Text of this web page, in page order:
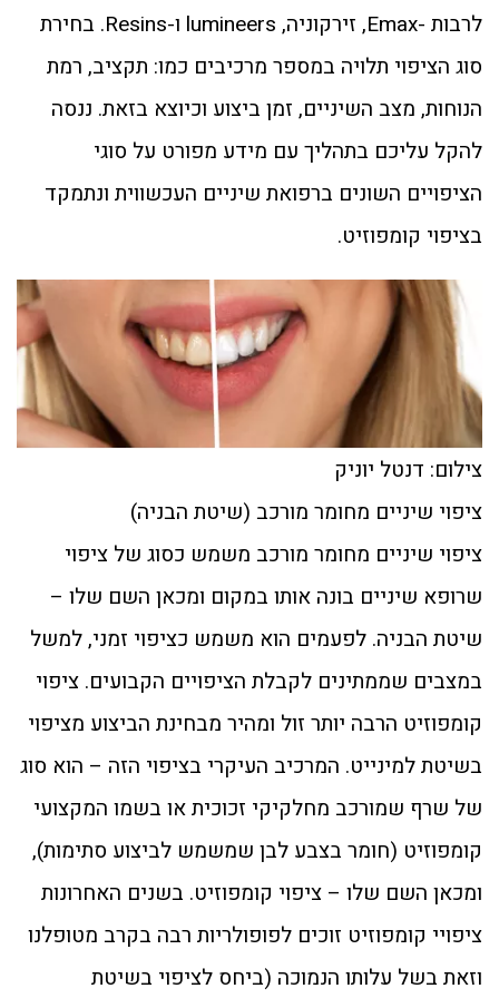
לרבות -Emax, זירקוניה, lumineers ו-Resins. בחירת
סוג הציפוי תלויה במספר מרכיבים כמו: תקציב, רמת
הנוחות, מצב השיניים, זמן ביצוע וכיוצא בזאת. ננסה
להקל עליכם בתהליך עם מידע מפורט על סוגי
הציפויים השונים ברפואת שיניים העכשווית ונתמקד
בציפוי קומפוזיט.
צילום: דנטל יוניק
ציפוי שיניים מחומר מורכב (שיטת הבניה)
ציפוי שיניים מחומר מורכב משמש כסוג של ציפוי
שרופא שיניים בונה אותו במקום ומכאן השם שלו –
שיטת הבניה. לפעמים הוא משמש כציפוי זמני, למשל
במצבים שממתינים לקבלת הציפויים הקבועים. ציפוי
קומפוזיט הרבה יותר זול ומהיר מבחינת הביצוע מציפוי
בשיטת למינייט. המרכיב העיקרי בציפוי הזה – הוא סוג
של שרף שמורכב מחלקיקי זכוכית או בשמו המקצועי
קומפוזיט (חומר בצבע לבן שמשמש לביצוע סתימות),
ומכאן השם שלו – ציפוי קומפוזיט. בשנים האחרונות
ציפויי קומפוזיט זוכים לפופולריות רבה בקרב מטופלנו
וזאת בשל עלותו הנמוכה (ביחס לציפוי בשיטת